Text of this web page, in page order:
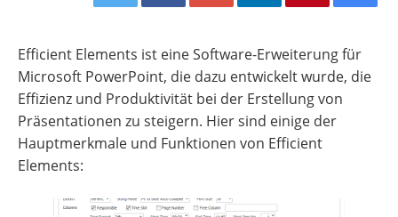
Efficient Elements ist eine Software-Erweiterung für
Microsoft PowerPoint, die dazu entwickelt wurde, die
Effizienz und Produktivität bei der Erstellung von
Präsentationen zu steigern. Hier sind einige der
Hauptmerkmale und Funktionen von Efficient
Elements: